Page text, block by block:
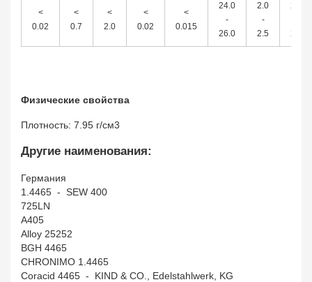
<
0.02
<
0.7
<
2.0
<
0.02
<
0.015
24.0
-
26.0
2.0
-
2.5
22.0
25.0
Физические свойства
Плотность: 7.95 г/см3
Другие наименования:
Германия
1.4465 - SEW 400
725LN
A405
Alloy 25252
BGH 4465
CHRONIMO 1.4465
Coracid 4465 - KIND & CO., Edelstahlwerk, KG